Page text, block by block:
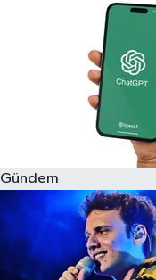
Gündem
Televizyon
Yaşam-Çevre